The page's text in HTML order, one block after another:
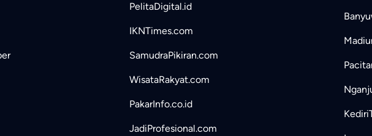
PelitaDigital.id
IKNTimes.com
SamudraPikiran.com
WisataRakyat.com
PakarInfo.co.id
JadiProfesional.com